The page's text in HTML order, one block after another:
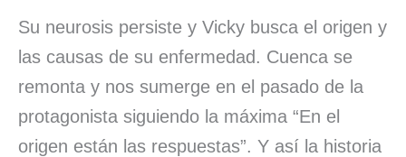
Su neurosis persiste y Vicky busca el origen y
las causas de su enfermedad. Cuenca se
remonta y nos sumerge en el pasado de la
protagonista siguiendo la máxima “En el
origen están las respuestas”. Y así la historia